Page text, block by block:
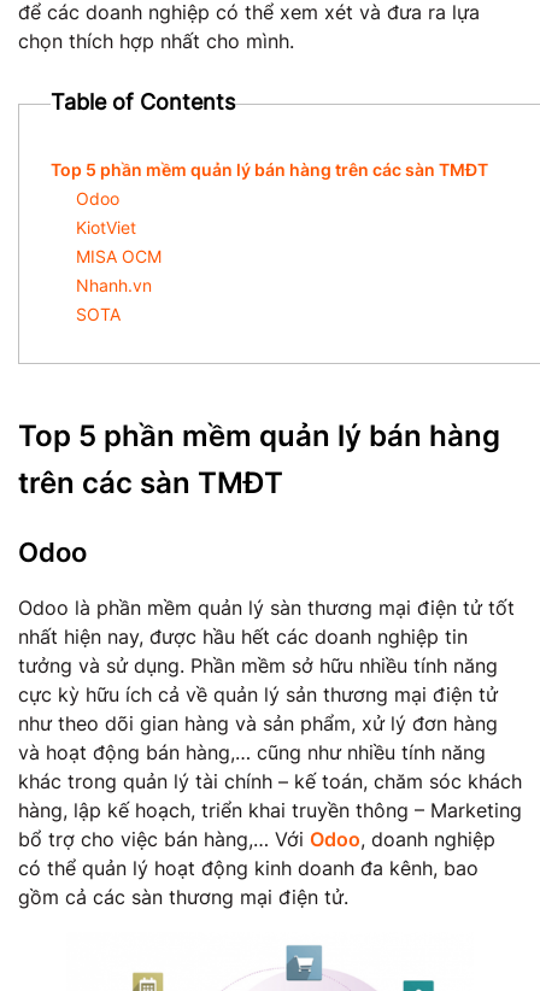
để các doanh nghiệp có thể xem xét và đưa ra lựa
chọn thích hợp nhất cho mình.
Table of Contents
Top 5 phần mềm quản lý bán hàng trên các sàn TMĐT
Odoo
KiotViet
MISA OCM
Nhanh.vn
SOTA
Top 5 phần mềm quản lý bán hàng
trên các sàn TMĐT
Odoo
Odoo là phần mềm quản lý sàn thương mại điện tử tốt
nhất hiện nay, được hầu hết các doanh nghiệp tin
tưởng và sử dụng. Phần mềm sở hữu nhiều tính năng
cực kỳ hữu ích cả về quản lý sản thương mại điện tử
như theo dõi gian hàng và sản phẩm, xử lý đơn hàng
và hoạt động bán hàng,… cũng như nhiều tính năng
khác trong quản lý tài chính – kế toán, chăm sóc khách
hàng, lập kế hoạch, triển khai truyền thông – Marketing
bổ trợ cho việc bán hàng,… Với Odoo, doanh nghiệp
có thể quản lý hoạt động kinh doanh đa kênh, bao
gồm cả các sàn thương mại điện tử.